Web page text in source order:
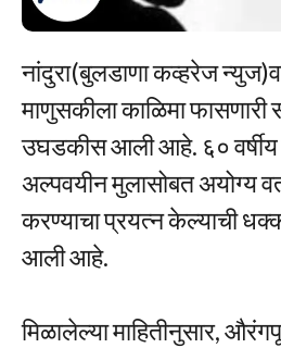
नांदुरा(बुलडाणा कव्हरेज
माणुसकीला काळिमा
उघडकीस आली आहे. ६० वर्षीय
अल्पवयीन मुलासोबत अयोग्य
करण्याचा प्रयत्न केल्याची
आली आहे.
मिळालेल्या माहितीनुसार,